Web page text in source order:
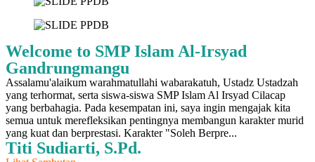
Welcome to SMP Islam Al-Irsyad
Gandrungmangu
Assalamu'alaikum warahmatullahi wabarakatuh, Ustadz Ustadzah
yang terhormat, serta siswa-siswa SMP Islam Al Irsyad Cilacap
yang berbahagia. Pada kesempatan ini, saya ingin mengajak kita
semua untuk merefleksikan pentingnya membangun karakter murid
yang kuat dan berprestasi. Karakter "Soleh Berpre...
Titi Sudiarti, S.Pd.